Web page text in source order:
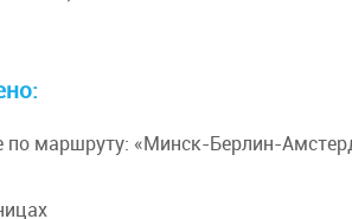
туристов. А то, что скрыто, пусть
по маршруту: «Минск-Берлин-